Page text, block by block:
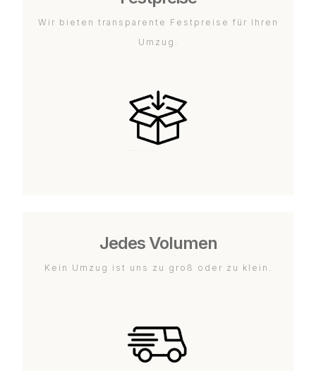
Wir bieten transparente Festpreise für Ihren
Umzug.
Jedes Volumen
Kein Umzug ist uns zu groß oder zu klein.